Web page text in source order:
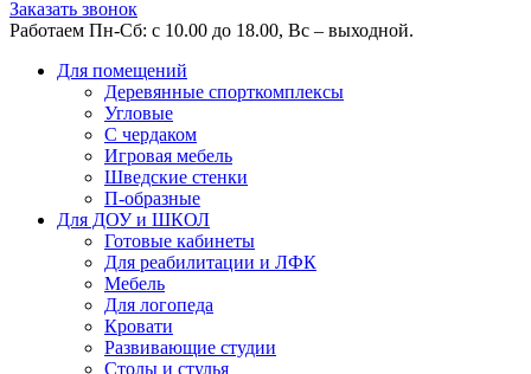
Заказать звонок
Работаем Пн-Сб: с 10.00 до 18.00, Вс – выходной.
Для помещений
Деревянные спорткомплексы
Угловые
С чердаком
Игровая мебель
Шведские стенки
П-образные
Для ДОУ и ШКОЛ
Готовые кабинеты
Для реабилитации и ЛФК
Мебель
Для логопеда
Кровати
Развивающие студии
Столы и стулья